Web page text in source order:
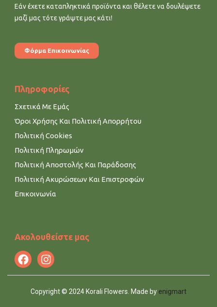
Εάν έχετε καταπληκτικά προϊόντα και θέλετε να δουλέψετε
μαζί μας τότε γράψτε μας κάτι!
Φόρμα Επικοινωνίας
Πληροφορίες
Σχετικά Με Εμάς
Όροι Χρήσης Και Πολιτική Απορρήτου
Πολιτική Cookies
Πολιτική Πληρωμών
Πολιτική Αποστολής Και Παράδοσης
Πολιτική Ακυρώσεων Και Επιστροφών
Επικοινωνία
Ακολουθείστε μας
Copyright © 2024 Korali Flowers. Made by enigmart